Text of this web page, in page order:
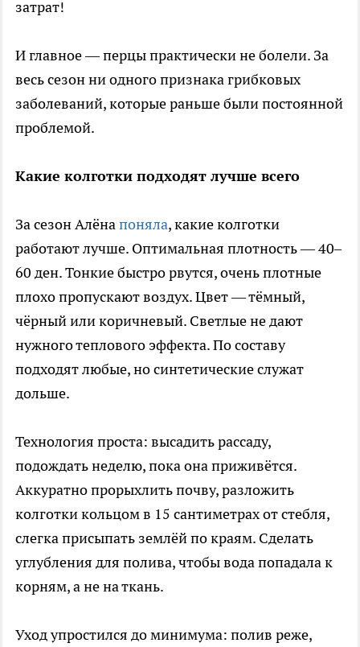
затрат!
И главное — перцы практически не болели. За
весь сезон ни одного признака грибковых
заболеваний, которые раньше были постоянной
проблемой.
Какие колготки подходят лучше всего
За сезон Алёнапоняла, какие колготки
работают лучше. Оптимальная плотность — 40–
60 ден. Тонкие быстро рвутся, очень плотные
плохо пропускают воздух. Цвет — тёмный,
чёрный или коричневый. Светлые не дают
нужного теплового эффекта. По составу
подходят любые, но синтетические служат
дольше.
Технология проста: высадить рассаду,
подождать неделю, пока она приживётся.
Аккуратно прорыхлить почву, разложить
колготки кольцом в 15 сантиметрах от стебля,
слегка присыпать землёй по краям. Сделать
углубления для полива, чтобы вода попадала к
корням, а не на ткань.
Уход упростился до минимума: полив реже,